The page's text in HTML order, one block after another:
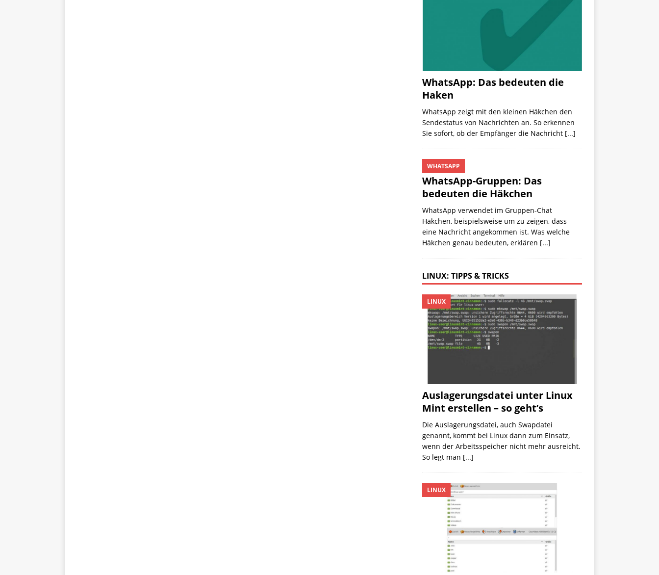
WhatsApp: Das bedeuten die
Haken
WhatsApp zeigt mit den kleinen Häkchen den
Sendestatus von Nachrichten an. So erkennen
Sie sofort, ob der Empfänger die Nachricht [...]
WhatsApp-Gruppen: Das
bedeuten die Häkchen
WHATSAPP
WhatsApp verwendet im Gruppen-Chat
Häkchen, beispielsweise um zu zeigen, dass
eine Nachricht angekommen ist. Was welche
Häkchen genau bedeuten, erklären [...]
LINUX: TIPPS & TRICKS
Auslagerungsdatei unter Linux
Mint erstellen – so geht’s
LINUX
Die Auslagerungsdatei, auch Swapdatei
genannt, kommt bei Linux dann zum Einsatz,
wenn der Arbeitsspeicher nicht mehr ausreicht.
So legt man [...]
LINUX